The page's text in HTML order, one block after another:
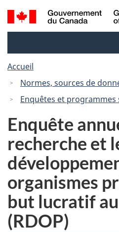
à
Recherche
et
Accueil
Normes, sources de
Enquêtes et programmes
Enquête
recherche et
organismes
but lucratif
(RDOP)